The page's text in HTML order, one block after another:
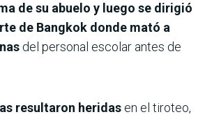
de su abuelo y luego se dirigió
de Bangkok donde mató a
del personal escolar antes de
resultaron heridas en el tiroteo,